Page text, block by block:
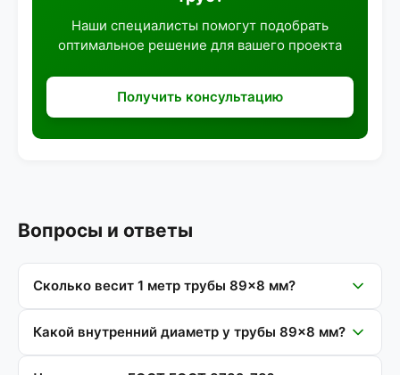
Наши специалисты помогут подобрать
оптимальное решение для вашего проекта
Получить консультацию
Вопросы и ответы
Сколько весит 1 метр трубы 89×8 мм?
Какой внутренний диаметр у трубы 89×8 мм?